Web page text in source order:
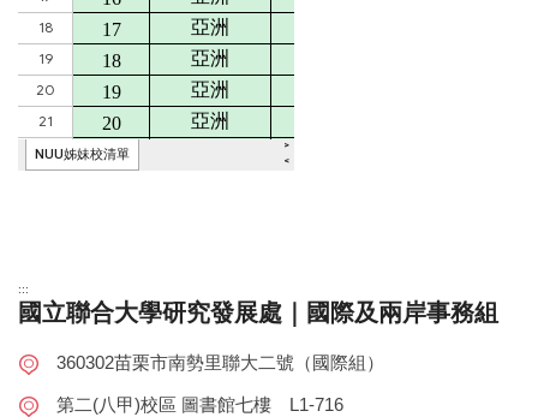
:::
國立聯合大學研究發展處｜國際及兩岸事務組
360302苗栗市南勢里聯大二號（國際組）
第二(八甲)校區 圖書館七樓 L1-716